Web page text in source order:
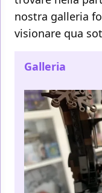
nostra galleria
visionare qua
Galleria